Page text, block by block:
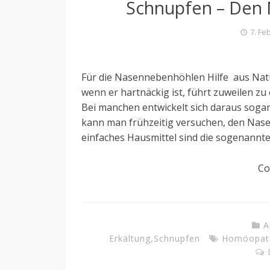
Schnupfen –
7.
Für die Nasennebenhöhlen Hilfe aus
wenn er hartnäckig ist, führt zuweilen
Bei manchen entwickelt sich daraus
kann man frühzeitig versuchen, den
einfaches Hausmittel sind die
Erkältung,Schnupfen